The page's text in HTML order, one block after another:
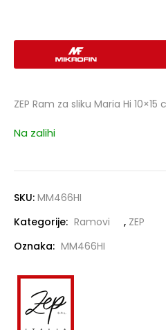
ZEP Ram za sliku Maria Hi 10×15
Na zalihi
SKU: MM466HI
Kategorije: Ramovi , ZEP
Oznaka: MM466HI